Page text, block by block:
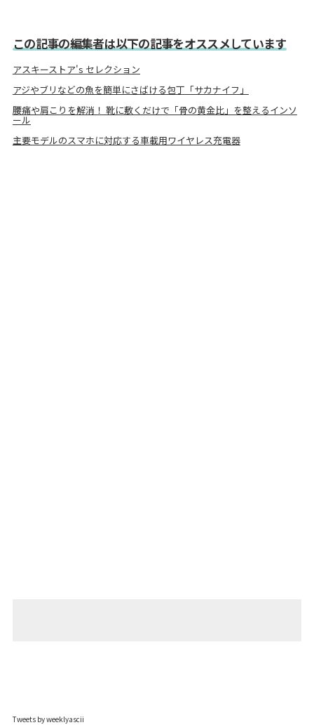
この記事の編集者は以下の記事をオススメしています
アスキーストア's セレクション
アジやブリなどの魚を簡単にさばける包丁「サカナイフ」
腰痛や肩こりを解消！ 靴に敷くだけで「骨の黄金比」を整えるインソ
ール
主要モデルのスマホに対応する車載用ワイヤレス充電器
Tweets by weeklyascii